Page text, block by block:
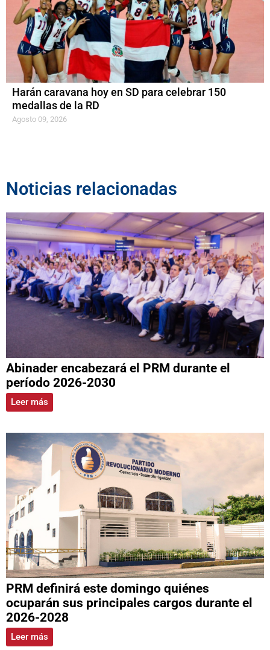
Harán caravana hoy en SD para celebrar 150
medallas de la RD
Agosto 09, 2026
Noticias relacionadas
Abinader encabezará el PRM durante el
período 2026-2030
Leer más
PRM definirá este domingo quiénes
ocuparán sus principales cargos durante el
2026-2028
Leer más